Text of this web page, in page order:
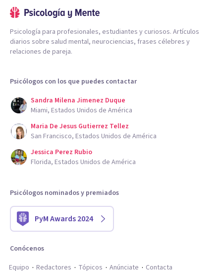
Psicología para profesionales, estudiantes y curiosos. Artículos
diarios sobre salud mental, neurociencias, frases célebres y
relaciones de pareja.
Psicólogos con los que puedes contactar
Sandra Milena Jimenez Duque
Miami, Estados Unidos de América
Maria De Jesus Gutierrez Tellez
San Francisco, Estados Unidos de América
Jessica Perez Rubio
Florida, Estados Unidos de América
Psicólogos nominados y premiados
PyM Awards 2024
Conócenos
Equipo
Redactores Tópicos Anúnciate Contacta